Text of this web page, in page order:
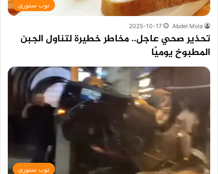
توب ستوري
Abdel Mola
2025-10-17
تحذير صحي عاجل.. مخاطر خطيرة لتناول الجبن
المطبوخ يوميًا
توب ستوري